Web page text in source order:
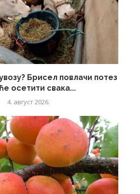
Брисел повлачи потез
осетити свака...
4. август 2026.